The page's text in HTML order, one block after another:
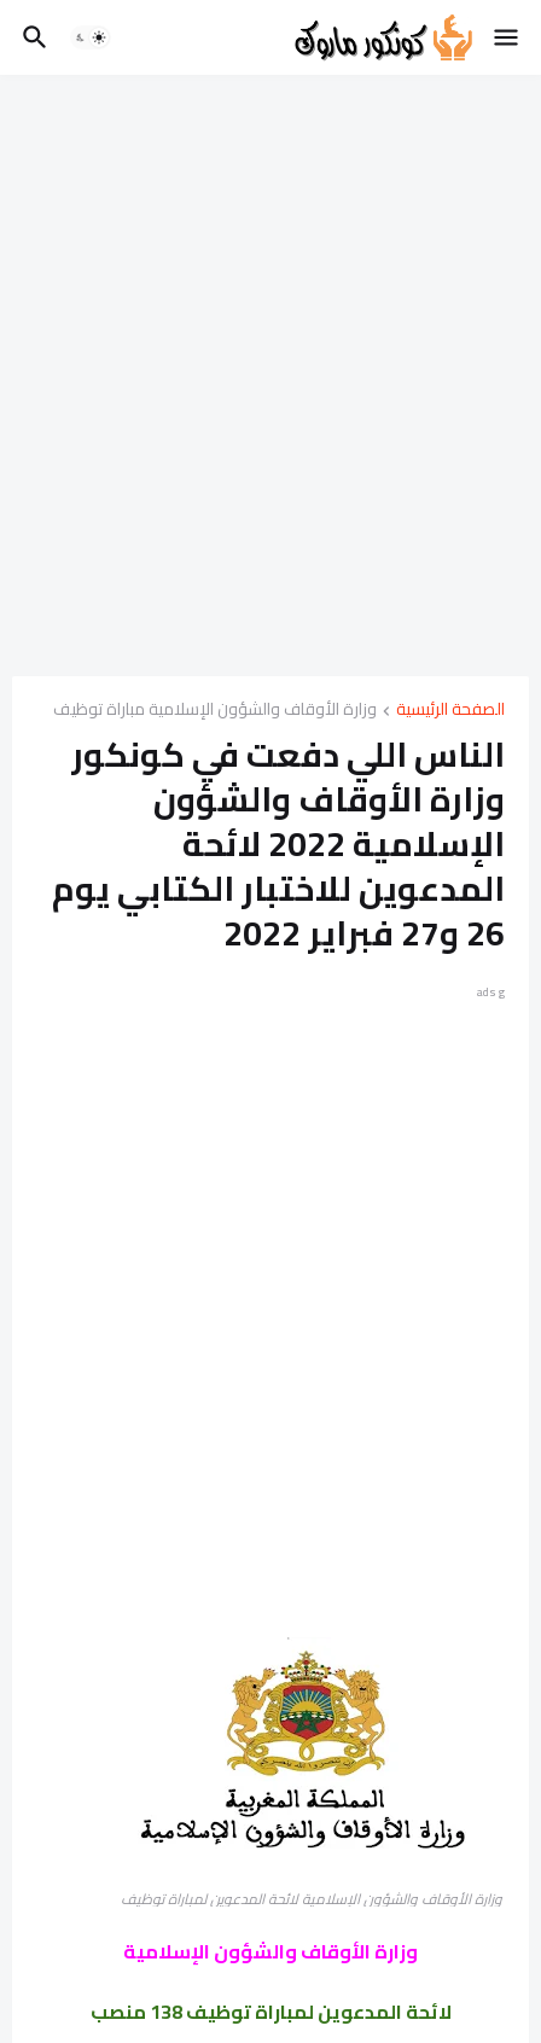
الصفحة الرئيسية وزارة الأوقاف والشؤون الإسلامية مباراة توظيف
الناس اللي دفعت في كونكور
وزارة الأوقاف والشؤون
الإسلامية 2022 لائحة
المدعوين للاختبار الكتابي يوم
26 و27 فبراير 2022
ads g
وزارة الأوقاف والشؤون الإسلامية لائحة المدعوين لمباراة توظيف
وزارة الأوقاف والشؤون الإسلامية
لائحة المدعوين لمباراة توظيف 138 منصب